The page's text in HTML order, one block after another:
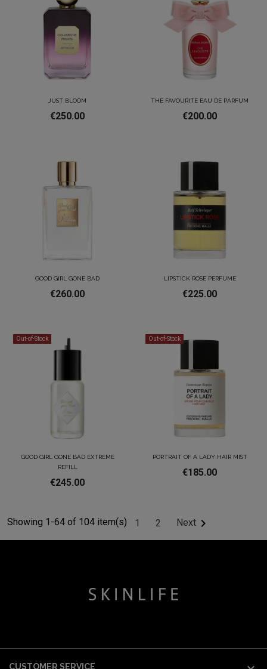
JUST BLOOM
€250.00
THE FAVOURITE EAU DE PARFUM
€200.00
GOOD GIRL GONE BAD
€260.00
LIPSTICK ROSE PERFUME
€225.00
Out-of-Stock
GOOD GIRL GONE BAD EXTREME
REFILL
€245.00
Out-of-Stock
PORTRAIT OF A LADY HAIR MIST
€185.00
Showing 1-64 of 104 item(s) 1 2 Next 
CUSTOMER SERVICE